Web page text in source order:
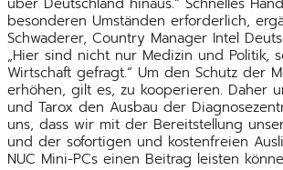
besonderen Umständen erforderlich,
Schwaderer, Country Manager Intel
„Hier sind nicht nur Medizin und Politik,
Wirtschaft gefragt.“ Um den Schutz der
erhöhen, gilt es, zu kooperieren. Daher
und Tarox den Ausbau der
uns, dass wir mit der Bereitstellung
und der sofortigen und kostenfreien
NUC Mini-PCs einen Beitrag leisten